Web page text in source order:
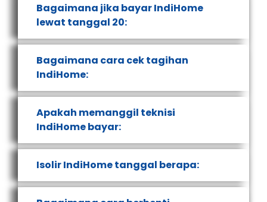
Bagaimana jika bayar IndiHome
lewat tanggal 20:
Bagaimana cara cek tagihan
IndiHome:
Apakah memanggil teknisi
IndiHome bayar:
Isolir IndiHome tanggal berapa: